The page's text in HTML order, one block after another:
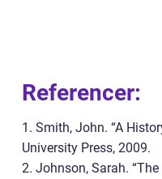
Referencer:
1. Smith, John. “A
University Press, 2009.
2. Johnson, Sarah.